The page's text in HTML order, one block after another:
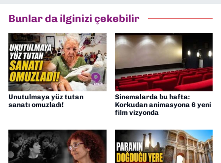
Müdürü” olarak görev almaktayım. Hak
odaklı haberciliğe dair çalışmalar
yapıyorum
Bunlar da ilginizi çekebilir
Unutulmaya yüz tutan
sanatı omuzladı!
Sinemalarda bu hafta:
Korkudan animasyona 6 yeni
film vizyonda